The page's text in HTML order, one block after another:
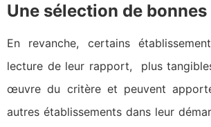
Une sélection de
En revanche, certains
lecture de leur rapport, plus
œuvre du critère et peuvent
autres établissements dans leur